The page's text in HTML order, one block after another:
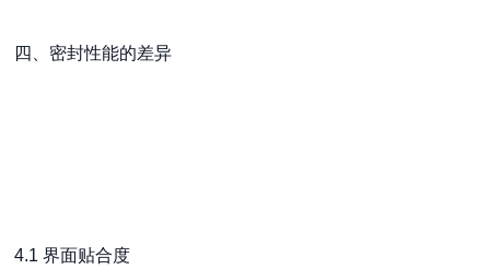
四、密封性能的差异
4.1 界面贴合度